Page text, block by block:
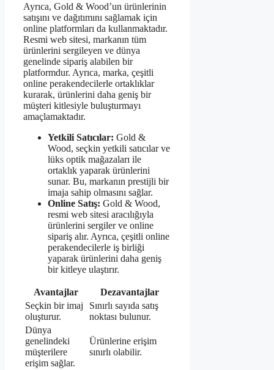
Ayrıca, Gold & Wood’un ürünlerinin
satışını ve dağıtımını sağlamak için
online platformları da kullanmaktadır.
Resmi web sitesi, markanın tüm
ürünlerini sergileyen ve dünya
genelinde sipariş alabilen bir
platformdur. Ayrıca, marka, çeşitli
online perakendecilerle ortaklıklar
kurarak, ürünlerini daha geniş bir
müşteri kitlesiyle buluşturmayı
amaçlamaktadır.
Yetkili Satıcılar: Gold &
Wood, seçkin yetkili satıcılar ve
lüks optik mağazaları ile
ortaklık yaparak ürünlerini
sunar. Bu, markanın prestijli bir
imaja sahip olmasını sağlar.
Online Satış: Gold & Wood,
resmi web sitesi aracılığıyla
ürünlerini sergiler ve online
sipariş alır. Ayrıca, çeşitli online
perakendecilerle iş birliği
yaparak ürünlerini daha geniş
bir kitleye ulaştırır.
Avantajlar
Dezavantajlar
Seçkin bir imaj
oluşturur.
Sınırlı sayıda satış
noktası bulunur.
Dünya
genelindeki
müşterilere
erişim sağlar.
Ürünlerine erişim
sınırlı olabilir.